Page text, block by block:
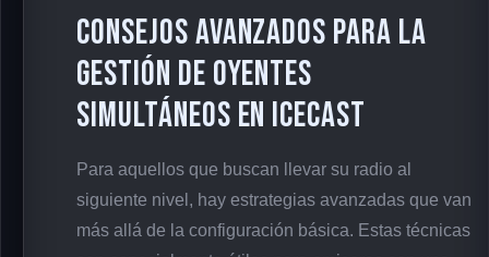
Consejos Avanzados para la
Gestión de Oyentes
Simultáneos en Icecast
Para aquellos que buscan llevar su radio al
siguiente nivel, hay estrategias avanzadas que van
más allá de la configuración básica. Estas técnicas